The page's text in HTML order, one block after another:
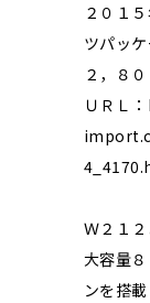
２０１
ツパッ
２，８
ＵＲＬ
Ｗ２１
大容量
ンを搭